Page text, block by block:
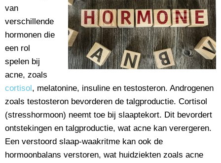
van
verschillende
hormonen die
een rol
spelen bij
acne, zoals
cortisol, melatonine, insuline en testosteron. Androgenen
zoals testosteron bevorderen de talgproductie. Cortisol
(stresshormoon) neemt toe bij slaaptekort. Dit bevordert
ontstekingen en talgproductie, wat acne kan verergeren.
Een verstoord slaap-waakritme kan ook de
hormoonbalans verstoren, wat huidziekten zoals acne